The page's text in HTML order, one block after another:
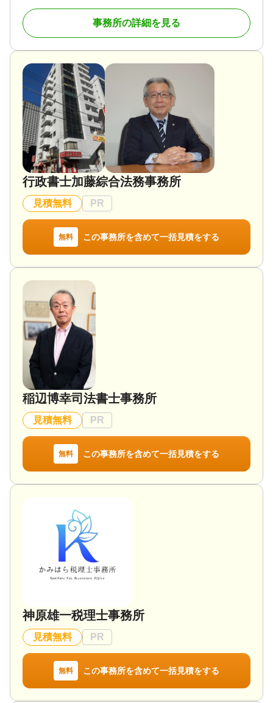
地域の皆様にとって「まず相談してみよう」と思っ
対応地域
秋田県（秋田市を中心に県南地区も対応していま
す）
対応業務
遺言書 / 遺産分割 / 相続財産調査 / 相続手続き / 銀行
手続き / 戸籍収集 / 相続人調査
対応体制
電話相談可 / 訪問可 / 女性スタッフ対応可 / 土日相談
可 / 初回相談無料 / 18時以降相談可 / オンライン面談
可 / 事務所面談可
秋田県内の全市町村、青森県西津軽郡の町村及び弘
前市とその周辺市町村
対応業務
遺言書 / 遺産分割 / 相続財産調査 / 成年後見 / 家族信
託 / 相続手続き / 銀行手続き / 戸籍収集 / 相続人調査
/ 任意後見
対応体制
訪問可 / 土日相談可 / 初回相談無料 / 事務所面談可
事務所の詳細を見る
行政書士加藤綜合法務事務所
見積無料 PR
無料 この事務所を含めて一括見積をする
稲辺博幸司法書士事務所
見積無料 PR
無料 この事務所を含めて一括見積をする
神原雄一税理士事務所
見積無料 PR
無料 この事務所を含めて一括見積をする